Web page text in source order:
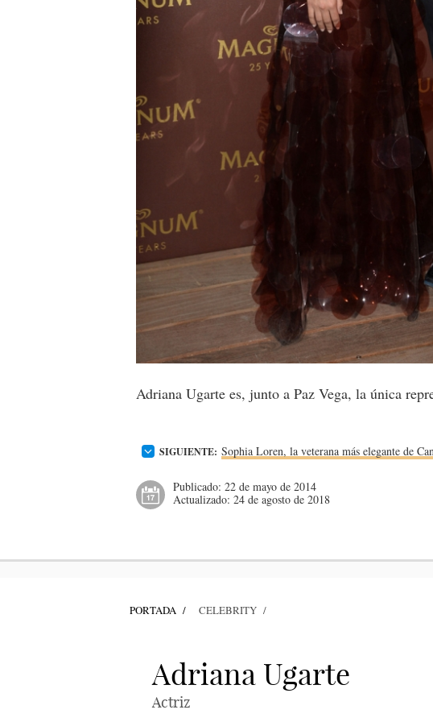
Adriana Ugarte es, junto a Paz Vega, la única
SIGUIENTE: Sophia Loren, la veterana más elegante de
Publicado:22 de mayo de 2014
Actualizado:24 de agosto de 2018
PORTADA CELEBRITY
Adriana Ugarte
Actriz